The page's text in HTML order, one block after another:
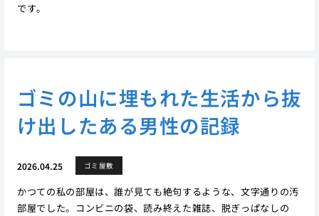
です。
ゴミの山に埋もれた生活から抜
け出したある男性の記録
2026.04.25 ゴミ屋敷
かつての私の部屋は、誰が見ても絶句するような、文字通りの汚
部屋でした。コンビニの袋、読み終えた雑誌、脱ぎっぱなしの